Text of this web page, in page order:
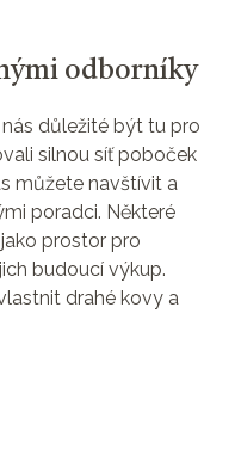
odborníky
důležité být tu pro
silnou síť poboček
můžete navštívit a
poradci. Některé
prostor pro
budoucí výkup.
drahé kovy a